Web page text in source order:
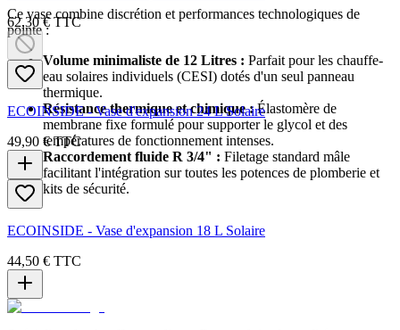
Ce vase combine discrétion et performances technologiques de
pointe :
Volume minimaliste de 12 Litres : Parfait pour les chauffe-
eau solaires individuels (CESI) dotés d'un seul panneau
thermique.
Résistance thermique et chimique :Élastomère de
membrane fixe formulé pour supporter le glycol et des
températures de fonctionnement intenses.
Raccordement fluide R 3/4" : Filetage standard mâle
facilitant l'intégration sur toutes les potences de plomberie et
kits de sécurité.
62,30 € TTC
ECOINSIDE - Vase d'expansion 24 L Solaire
49,90 € TTC
ECOINSIDE - Vase d'expansion 18 L Solaire
44,50 € TTC